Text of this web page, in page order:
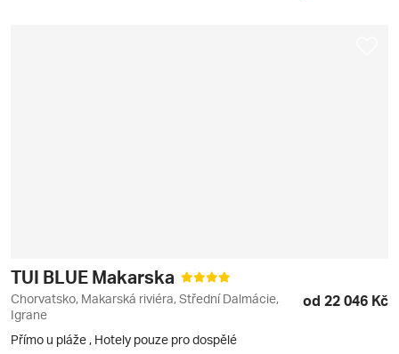
TUI BLUE Makarska
Chorvatsko, Makarská riviéra, Střední Dalmácie,
Igrane
od 22 046 Kč
Přímo u pláže , Hotely pouze pro dospělé